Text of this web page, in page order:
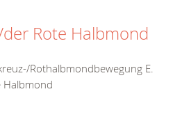
Rote Halbmond
Rothalbmondbewegung E.
Halbmond